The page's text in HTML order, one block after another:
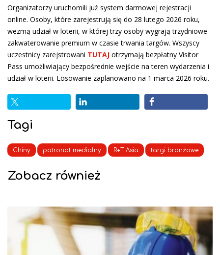
Organizatorzy uruchomili już system darmowej rejestracji
online. Osoby, które zarejestrują się do 28 lutego 2026 roku,
wezmą udział w loterii, w której trzy osoby wygrają trzydniowe
zakwaterowanie premium w czasie trwania targów. Wszyscy
uczestnicy zarejstrowani TUTAJ otrzymają bezpłatny Visitor
Pass umożliwiający bezpośrednie wejście na teren wydarzenia i
udział w loterii. Losowanie zaplanowano na 1 marca 2026 roku.
Tagi
Chiny patronat medialny R+T Asia targi branżowe
Zobacz również